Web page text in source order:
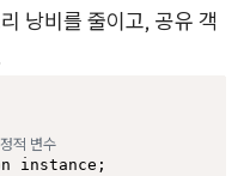
낭비를 줄이고, 공유 객
적 변수
instance;